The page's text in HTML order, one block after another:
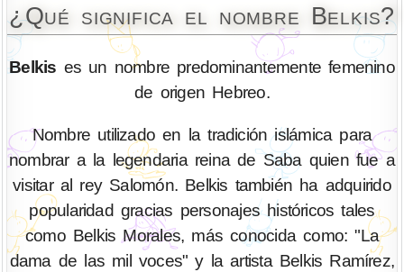
¿Qué significa el nombre Belkis?
Belkis es un nombre predominantemente femenino
de origen Hebreo.
Nombre utilizado en la tradición islámica para
nombrar a la legendaria reina de Saba quien fue a
visitar al rey Salomón. Belkis también ha adquirido
popularidad gracias personajes históricos tales
como Belkis Morales, más conocida como: "La
dama de las mil voces" y la artista Belkis Ramírez,